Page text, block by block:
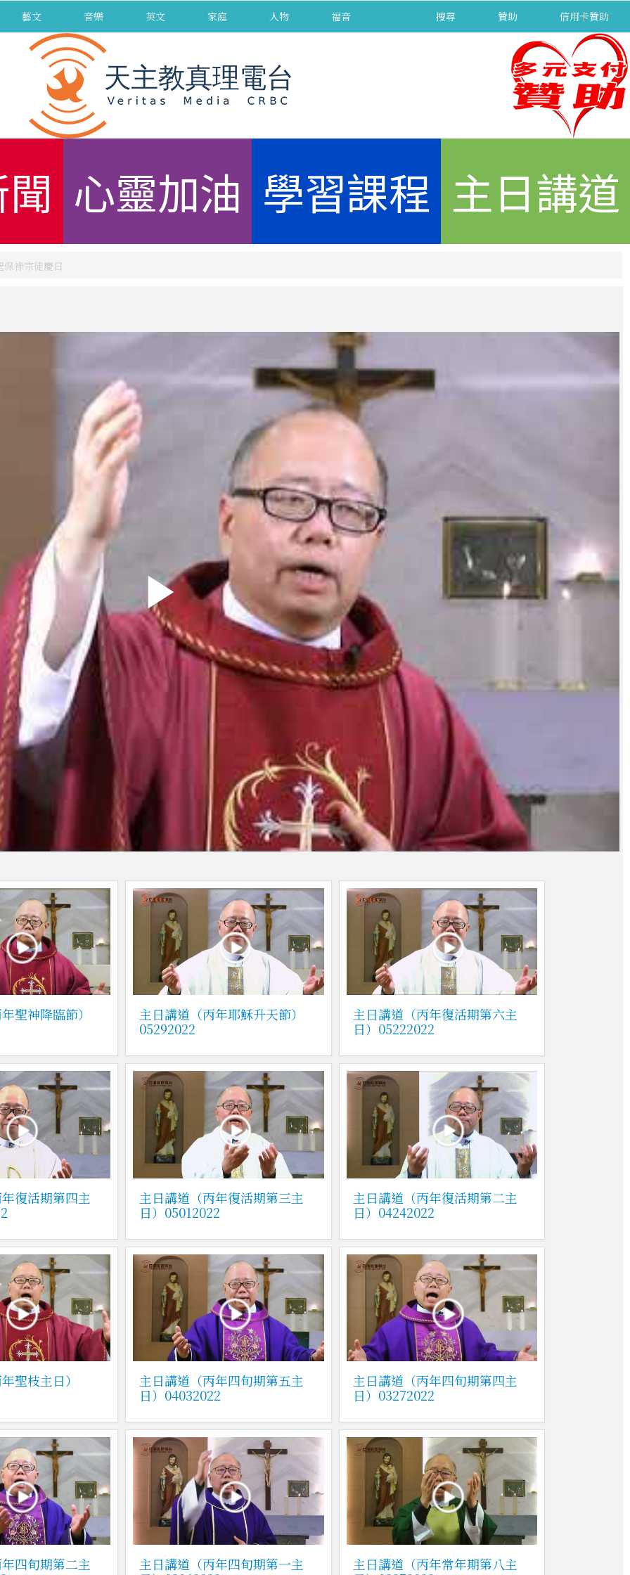
藝文 音樂 英文 家庭 人物 福音 搜尋 贊助 信用卡贊助
心靈加油 學習課程 主日講道
祿宗徒慶日
聖神降臨節）
主日講道（丙年耶穌升天節）
05292022
主日講道（丙年復活期第六主
日）05222022
復活期第四主
主日講道（丙年復活期第三主
日）05012022
主日講道（丙年復活期第二主
日）04242022
聖枝主日）
主日講道（丙年四旬期第五主
日）04032022
主日講道（丙年四旬期第四主
日）03272022
四旬期第二主
主日講道（丙年四旬期第一主
主日講道（丙年常年期第八主